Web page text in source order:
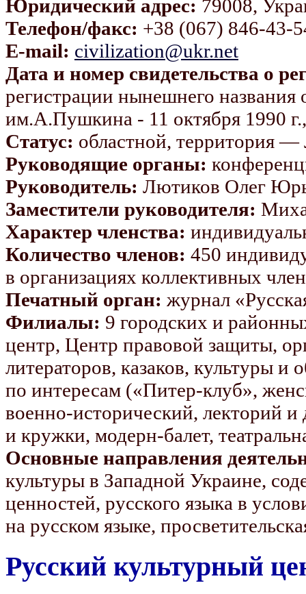
Юридический адрес: 79008,
Телефон/факс: +38 (067) 846-43-
E-mail: civilization@ukr.net
Дата и номер свидетельства о
регистрации нынешнего названия
им.А.Пушкина - 11 октября 1990
Статус: областной, территория —
Руководящие органы:
Руководитель: Лютиков Олег
Заместители руководителя:
Характер членства:
Количество членов: 450
в организациях коллективных
Печатный орган: журнал
Филиалы: 9 городских и
центр, Центр правовой защиты,
литераторов, казаков, культуры и
по интересам («Питер-клуб»,
военно-исторический, лекторий
и кружки, модерн-балет,
Основные направления
культуры в Западной Украине,
ценностей, русского языка в
на русском языке,
Русский культурный